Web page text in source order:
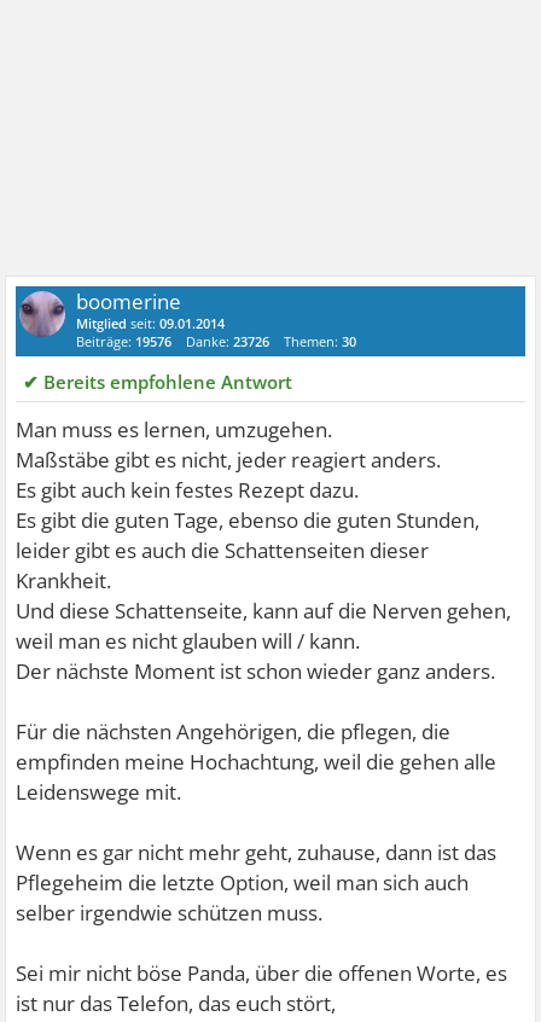
boomerine
Mitglied seit:09.01.2014
Beiträge: 19576 Danke:23726 Themen:30
✔ Bereits empfohlene Antwort
Man muss es lernen, umzugehen.
Maßstäbe gibt es nicht, jeder reagiert anders.
Es gibt auch kein festes Rezept dazu.
Es gibt die guten Tage, ebenso die guten Stunden,
leider gibt es auch die Schattenseiten dieser
Krankheit.
Und diese Schattenseite, kann auf die Nerven gehen,
weil man es nicht glauben will / kann.
Der nächste Moment ist schon wieder ganz anders.
Für die nächsten Angehörigen, die pflegen, die
empfinden meine Hochachtung, weil die gehen alle
Leidenswege mit.
Wenn es gar nicht mehr geht, zuhause, dann ist das
Pflegeheim die letzte Option, weil man sich auch
selber irgendwie schützen muss.
Sei mir nicht böse Panda, über die offenen Worte, es
ist nur das Telefon, das euch stört,